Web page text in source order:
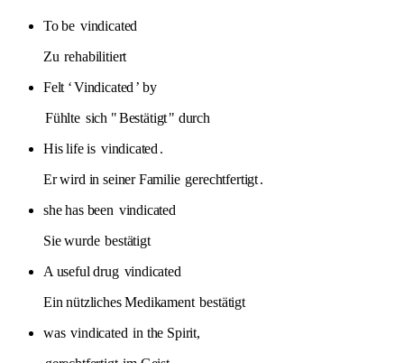
To be vindicated
Zu rehabilitiert
Felt ‘Vindicated ’ by
Fühlte sich "Bestätigt" durch
His life is vindicated .
Er wird in seiner Familie gerechtfertigt.
she has been vindicated
Sie wurde bestätigt
A useful drug vindicated
Ein nützliches Medikament bestätigt
was vindicated in the Spirit,